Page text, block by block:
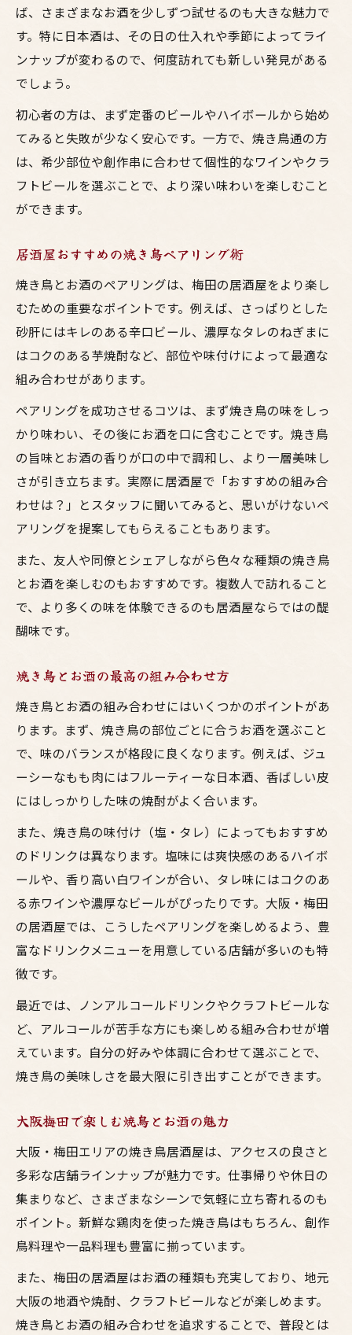
ば、さまざまなお酒を少しずつ試せるのも大きな魅力で
す。特に日本酒は、その日の仕入れや季節によってライ
ンナップが変わるので、何度訪れても新しい発見がある
でしょう。
初心者の方は、まず定番のビールやハイボールから始め
てみると失敗が少なく安心です。一方で、焼き鳥通の方
は、希少部位や創作串に合わせて個性的なワインやクラ
フトビールを選ぶことで、より深い味わいを楽しむこと
ができます。
居酒屋おすすめの焼き鳥ペアリング術
焼き鳥とお酒のペアリングは、梅田の居酒屋をより楽し
むための重要なポイントです。例えば、さっぱりとした
砂肝にはキレのある辛口ビール、濃厚なタレのねぎまに
はコクのある芋焼酎など、部位や味付けによって最適な
組み合わせがあります。
ペアリングを成功させるコツは、まず焼き鳥の味をしっ
かり味わい、その後にお酒を口に含むことです。焼き鳥
の旨味とお酒の香りが口の中で調和し、より一層美味し
さが引き立ちます。実際に居酒屋で「おすすめの組み合
わせは？」とスタッフに聞いてみると、思いがけないペ
アリングを提案してもらえることもあります。
また、友人や同僚とシェアしながら色々な種類の焼き鳥
とお酒を楽しむのもおすすめです。複数人で訪れること
で、より多くの味を体験できるのも居酒屋ならではの醍
醐味です。
焼き鳥とお酒の最高の組み合わせ方
焼き鳥とお酒の組み合わせにはいくつかのポイントがあ
ります。まず、焼き鳥の部位ごとに合うお酒を選ぶこと
で、味のバランスが格段に良くなります。例えば、ジュ
ーシーなもも肉にはフルーティーな日本酒、香ばしい皮
にはしっかりした味の焼酎がよく合います。
また、焼き鳥の味付け（塩・タレ）によってもおすすめ
のドリンクは異なります。塩味には爽快感のあるハイボ
ールや、香り高い白ワインが合い、タレ味にはコクのあ
る赤ワインや濃厚なビールがぴったりです。大阪・梅田
の居酒屋では、こうしたペアリングを楽しめるよう、豊
富なドリンクメニューを用意している店舗が多いのも特
徴です。
最近では、ノンアルコールドリンクやクラフトビールな
ど、アルコールが苦手な方にも楽しめる組み合わせが増
えています。自分の好みや体調に合わせて選ぶことで、
焼き鳥の美味しさを最大限に引き出すことができます。
大阪梅田で楽しむ焼鳥とお酒の魅力
大阪・梅田エリアの焼き鳥居酒屋は、アクセスの良さと
多彩な店舗ラインナップが魅力です。仕事帰りや休日の
集まりなど、さまざまなシーンで気軽に立ち寄れるのも
ポイント。新鮮な鶏肉を使った焼き鳥はもちろん、創作
鳥料理や一品料理も豊富に揃っています。
また、梅田の居酒屋はお酒の種類も充実しており、地元
大阪の地酒や焼酎、クラフトビールなどが楽しめます。
焼き鳥とお酒の組み合わせを追求することで、普段とは